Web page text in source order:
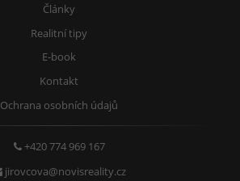
Články
Realitní tipy
E-book
Kontakt
Ochrana osobních údajů
+420 774 969 167
jirovcova@novisreality.cz